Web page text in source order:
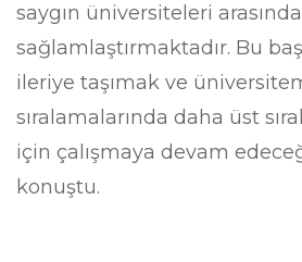
saygın üniversiteleri
sağlamlaştırmaktadır. Bu
ileriye taşımak ve
sıralamalarında daha üst
için çalışmaya devam
konuştu.